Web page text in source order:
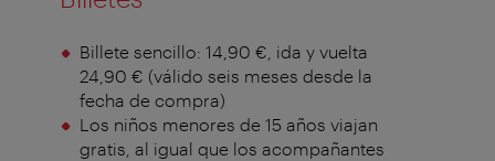
Billete sencillo: 14,90 €, ida y vuelta
24,90 € (válido seis meses desde la
fecha de compra)
Los niños menores de 15 años viajan
gratis, al igual que los acompañantes